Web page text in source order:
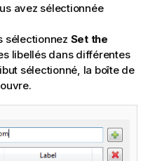
avez sélectionnée
sélectionnez Set the
libellés dans différentes
sélectionné, la boîte de